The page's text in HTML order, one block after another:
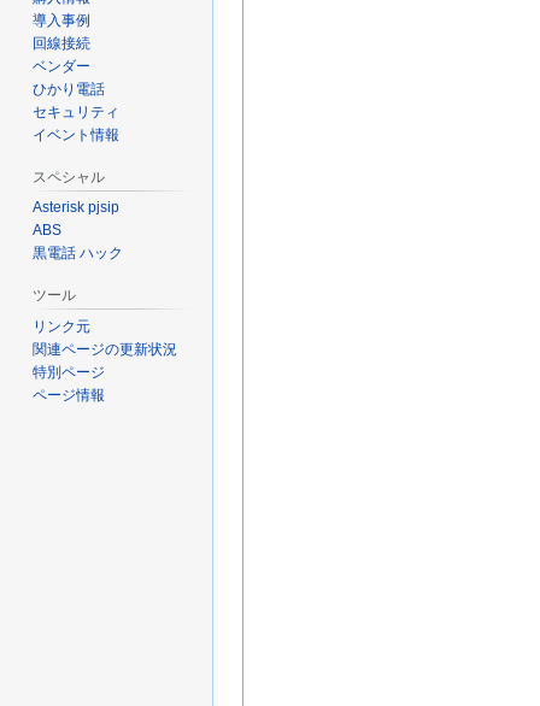
導入事例
回線接続
ベンダー
ひかり電話
セキュリティ
イベント情報
スペシャル
Asterisk pjsip
ABS
黒電話 ハック
ツール
リンク元
関連ページの更新状況
特別ページ
ページ情報